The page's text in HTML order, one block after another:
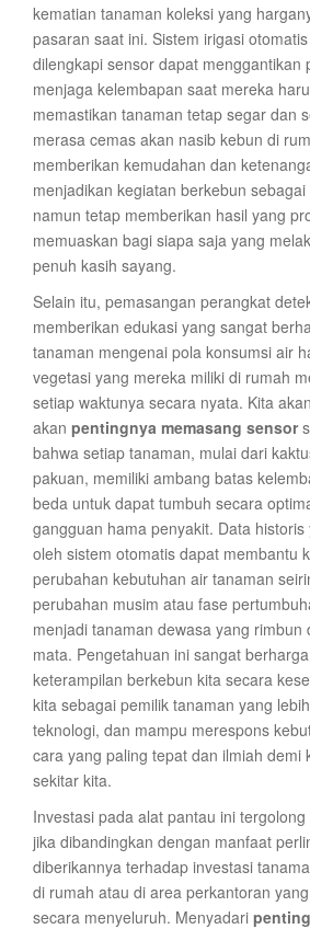
kematian tanaman koleksi yang
pasaran saat ini. Sistem irigasi
dilengkapi sensor dapat menggantikan
menjaga kelembapan saat mereka
memastikan tanaman tetap segar dan
merasa cemas akan nasib kebun di
memberikan kemudahan dan
menjadikan kegiatan berkebun
namun tetap memberikan hasil yang
memuaskan bagi siapa saja yang
penuh kasih sayang.
Selain itu, pemasangan perangkat
memberikan edukasi yang sangat
tanaman mengenai pola konsumsi air
vegetasi yang mereka miliki di rumah
setiap waktunya secara nyata. Kita
akan pentingnya memasang sensor
bahwa setiap tanaman, mulai dari
pakuan, memiliki ambang batas
beda untuk dapat tumbuh secara
gangguan hama penyakit. Data
oleh sistem otomatis dapat membantu
perubahan kebutuhan air tanaman
perubahan musim atau fase
menjadi tanaman dewasa yang rimbun
mata. Pengetahuan ini sangat
keterampilan berkebun kita secara
kita sebagai pemilik tanaman yang
teknologi, dan mampu merespons
cara yang paling tepat dan ilmiah demi
sekitar kita.
Investasi pada alat pantau ini
jika dibandingkan dengan manfaat
diberikannya terhadap investasi
di rumah atau di area perkantoran
secara menyeluruh. Menyadari